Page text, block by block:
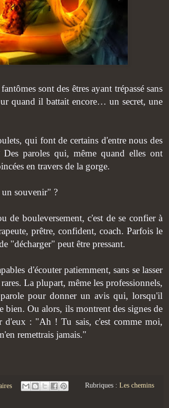
sont des êtres ayant trépassé sans
quand il battait encore… un secret, une
qui font de certains d'entre nous des
paroles qui, même quand elles ont
en travers de la gorge.
un souvenir" ?
de bouleversement, c'est de se confier à
prêtre, confident, coach. Parfois le
"décharger" peut être pressant.
d'écouter patiemment, sans se lasser
La plupart, même les professionnels,
pour donner un avis qui, lorsqu'il
bien. Ou alors, ils montrent des signes de
d'eux : "Ah ! Tu sais, c'est comme moi,
remettrais jamais."
Rubriques : Les chemins